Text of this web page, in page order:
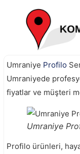
Umraniye Profilo
Umraniyede
fiyatlar ve müşteri
Umraniye
Profilo ürünleri,